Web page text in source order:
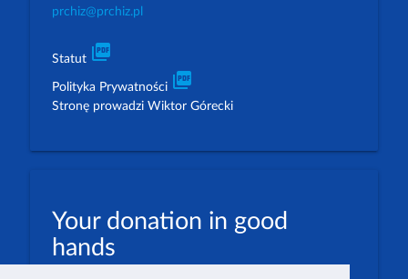
prchiz@prchiz.pl
Statut picture_as_pdf
Polityka Prywatności picture_as_pdf
Stronę prowadzi Wiktor Górecki
Your donation in good
hands